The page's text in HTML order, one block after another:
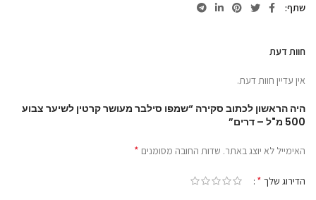
שתף
חוות דעת
אין עדיין חוות דעת.
היה הראשון לכתוב סקירה “שמפו סילבר מעושר קרטין לשיער צבוע
500 מ"ל – דרים”
האימייל לא יוצג באתר. שדות החובה מסומנים *
הדירוג שלך *